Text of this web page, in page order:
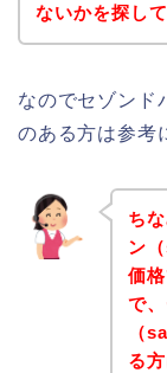
ないかを探し
なのでセゾン
のある方は参考
ち
ン
価
で
（
る